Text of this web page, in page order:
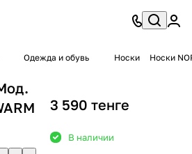
Одежда и обувь Носки Носки
3 590 тенге
В наличии